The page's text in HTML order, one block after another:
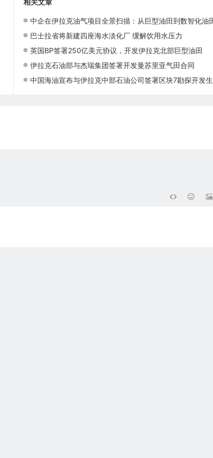
中企在伊拉克油气项目全景扫描：从巨型油田到数智化油田的系统性布
巴士拉省将新建四座海水淡化厂 缓解饮用水压力
英国BP签署250亿美元协议，开发伊拉克北部巨型油田
伊拉克石油部与杰瑞集团签署开发曼苏里亚气田合同
中国海油宣布与伊拉克中部石油公司签署区块7勘探开发生产合同